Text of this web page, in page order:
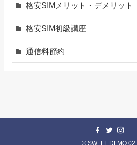
格安SIMメリット・デメリット
格安SIM初級講座
通信料節約
© SWELL DEMO 02.